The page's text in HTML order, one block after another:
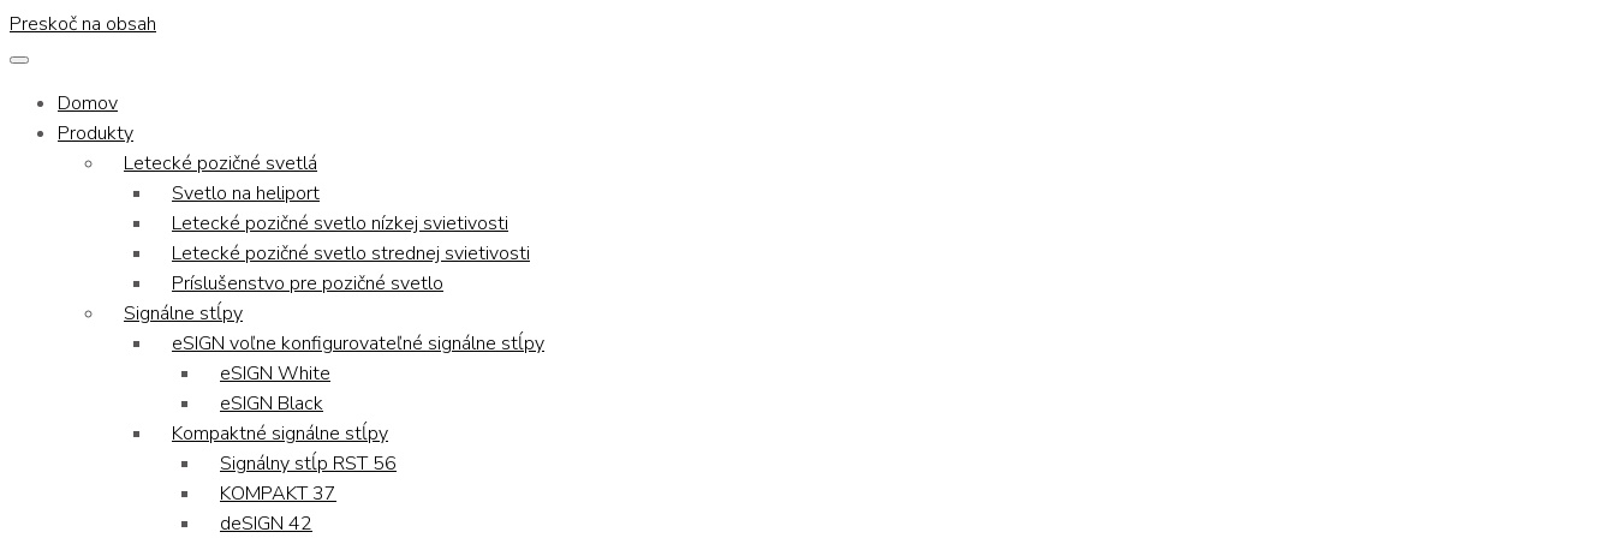
Preskoč na obsah
Domov
Produkty
Letecké pozičné svetlá
Svetlo na heliport
Letecké pozičné svetlo nízkej svietivosti
Letecké pozičné svetlo strednej svietivosti
Príslušenstvo pre pozičné svetlo
Signálne stĺpy
eSIGN voľne konfigurovateľné signálne stĺpy
eSIGN White
eSIGN Black
Kompaktné signálne stĺpy
Signálny stĺp RST 56
KOMPAKT 37
deSIGN 42